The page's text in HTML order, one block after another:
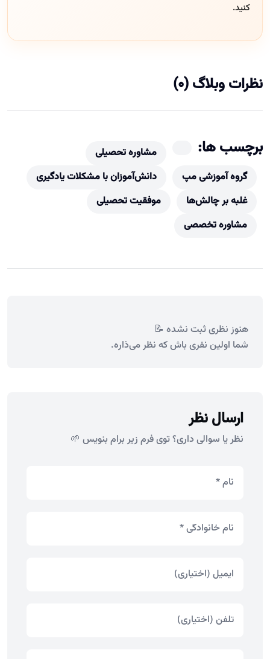
کنید.
نظرات وبلاگ (0)
برچسب ها:
مشاوره تحصیلی
گروه آموزشی مپ
دانش‌آموزان با مشکلات یادگیری
غلبه بر چالش‌ها
موفقیت تحصیلی
مشاوره تخصصی
هنوز نظری ثبت نشده 📝
شما اولین نفری باش که نظر می‌ذاره.
ارسال نظر
نظر یا سوالی داری؟ توی فرم زیر برام بنویس 🌱